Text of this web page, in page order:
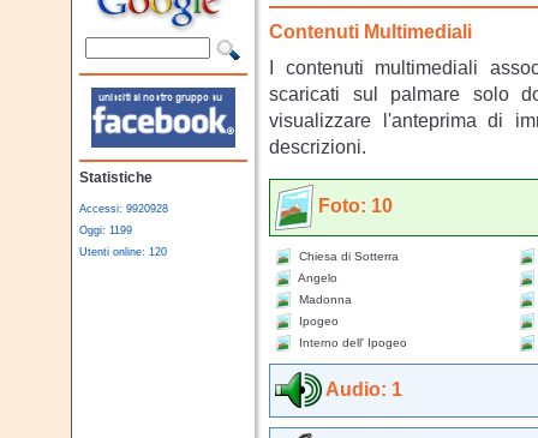
Statistiche
Accessi: 9920928
Oggi: 1199
Utenti online: 120
Contenuti Multimediali
I contenuti multimediali
scaricati sul palmare solo
visualizzare l'anteprima di
descrizioni.
Foto: 10
Chiesa di Sotterra
Angelo
Madonna
Ipogeo
Interno dell' Ipogeo
Audio: 1